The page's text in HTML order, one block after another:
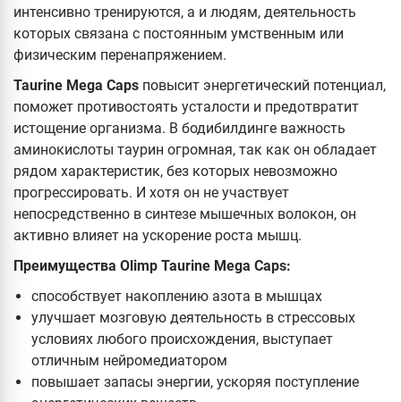
интенсивно тренируются, а и людям, деятельность
которых связана с постоянным умственным или
физическим перенапряжением.
Taurine Mega Caps повысит энергетический потенциал,
поможет противостоять усталости и предотвратит
истощение организма. В бодибилдинге важность
аминокислоты таурин огромная, так как он обладает
рядом характеристик, без которых невозможно
прогрессировать. И хотя он не участвует
непосредственно в синтезе мышечных волокон, он
активно влияет на ускорение роста мышц.
Преимущества Olimp Taurine Mega Caps:
способствует накоплению азота в мышцах
улучшает мозговую деятельность в стрессовых
условиях любого происхождения, выступает
отличным нейромедиатором
повышает запасы энергии, ускоряя поступление